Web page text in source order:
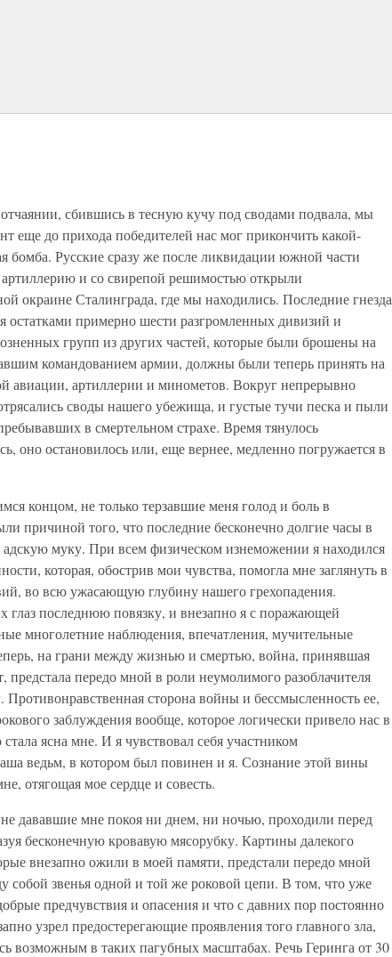
сбившись в тесную кучу под сводами подвала, мы
еще до прихода победителей нас мог прикончить какой-
бомба. Русские сразу же после ликвидации южной части
и со свирепой решимостью открыли
окраине Сталинграда, где мы находились. Последние гнезда
остатками примерно шести разгромленных дивизий и
групп из других частей, которые были брошены на
командованием армии, должны были теперь принять на
авиации, артиллерии и минометов. Вокруг непрерывно
своды нашего убежища, и густые тучи песка и пыли
в смертельном страхе. Время тянулось
оно остановилось или, еще вернее, медленно погружается в
концом, не только терзавшие меня голод и боль в
причиной того, что последние бесконечно долгие часы в
адскую муку. При всем физическом изнеможении я находился
которая, обострив мои чувства, помогла мне заглянуть в
во всю ужасающую глубину нашего грехопадения.
глаз последнюю повязку, и внезапно я с поражающей
многолетние наблюдения, впечатления, мучительные
на грани между жизнью и смертью, война, принявшая
передо мной в роли неумолимого разоблачителя
Противонравственная сторона войны и бессмысленность ее,
заблуждения вообще, которое логически привело нас в
ясна мне. И я чувствовал себя участником
ведьм, в котором был повинен и я. Сознание этой вины
отягощая мое сердце и совесть.
дававшие мне покоя ни днем, ни ночью, проходили перед
бесконечную кровавую мясорубку. Картины далекого
внезапно ожили в моей памяти, предстали передо мной
собой звенья одной и той же роковой цепи. В том, что уже
предчувствия и опасения и что с давних пор постоянно
узрел предостерегающие проявления того главного зла,
возможным в таких пагубных масштабах. Речь Геринга от 30